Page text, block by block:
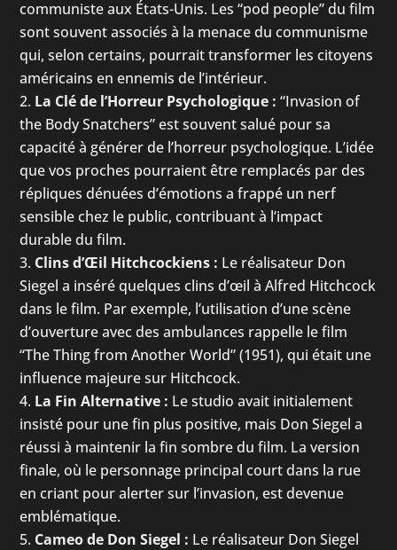
communiste aux États-Unis. Les “pod people” du film
sont souvent associés à la menace du communisme
qui, selon certains, pourrait transformer les citoyens
américains en ennemis de l’intérieur.
La Clé de l’Horreur Psychologique : “Invasion of
the Body Snatchers” est souvent salué pour sa
capacité à générer de l’horreur psychologique. L’idée
que vos proches pourraient être remplacés par des
répliques dénuées d’émotions a frappé un nerf
sensible chez le public, contribuant à l’impact
durable du film.
Clins d’Œil Hitchcockiens : Le réalisateur Don
Siegel a inséré quelques clins d’œil à Alfred Hitchcock
dans le film. Par exemple, l’utilisation d’une scène
d’ouverture avec des ambulances rappelle le film
“The Thing from Another World” (1951), qui était une
influence majeure sur Hitchcock.
La Fin Alternative : Le studio avait initialement
insisté pour une fin plus positive, mais Don Siegel a
réussi à maintenir la fin sombre du film. La version
finale, où le personnage principal court dans la rue
en criant pour alerter sur l’invasion, est devenue
emblématique.
Cameo de Don Siegel : Le réalisateur Don Siegel